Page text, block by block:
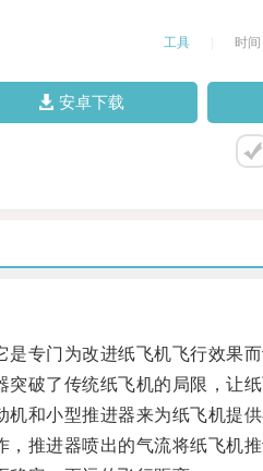
工具 时
安卓下载
专门为改进纸飞机飞行效果而
了传统纸飞机的局限，让纸
小型推进器来为纸飞机提供
进器喷出的气流将纸飞机推